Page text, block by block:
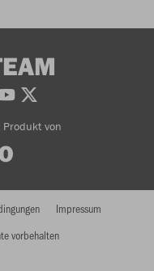
Produkt von
vorbehalten
Impressum